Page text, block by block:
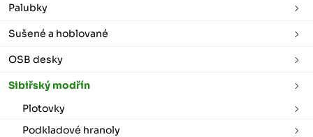
Palubky
Sušené a hoblované
OSB desky
Sibiřský modřín
Plotovky
Podkladové hranoly